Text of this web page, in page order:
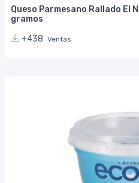
Queso Parmesano Rallado El
gramos
+438 Ventas